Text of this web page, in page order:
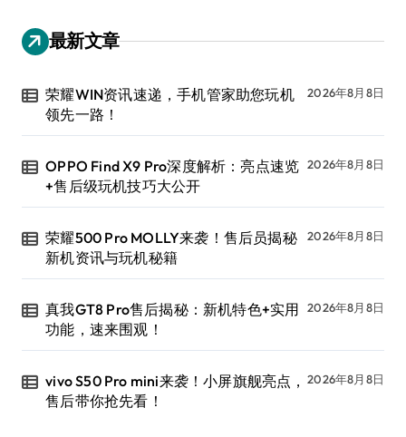
最新文章
荣耀WIN资讯速递，手机管家助您玩机
领先一路！
2026年8月8日
OPPO Find X9 Pro深度解析：亮点速览
+售后级玩机技巧大公开
2026年8月8日
荣耀500 Pro MOLLY来袭！售后员揭秘
新机资讯与玩机秘籍
2026年8月8日
真我GT8 Pro售后揭秘：新机特色+实用
功能，速来围观！
2026年8月8日
vivo S50 Pro mini来袭！小屏旗舰亮点，
售后带你抢先看！
2026年8月8日